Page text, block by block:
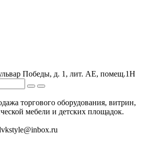
Победы, д. 1, лит. АЕ, помещ.1Н
торгового оборудования, витрин,
мебели и детских площадок.